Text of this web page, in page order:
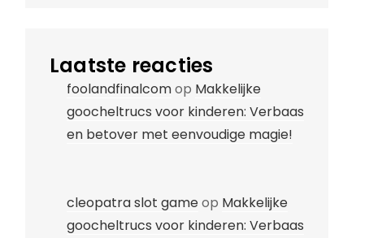
Laatste reacties
foolandfinalcomop Makkelijke
goocheltrucs voor kinderen: Verbaas
en betover met eenvoudige magie!
cleopatra slot gameop Makkelijke
goocheltrucs voor kinderen: Verbaas